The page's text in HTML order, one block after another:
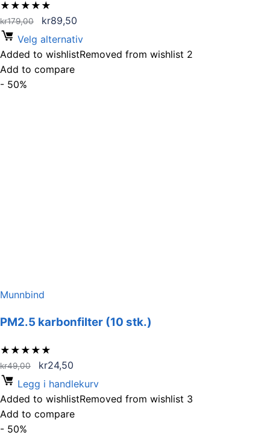
★ ★ ★ ★ ★
kr179,00
Opprinnelig
pris
var:
kr179,00.
kr89,50
pris
er:
Velg alternativ
Added to wishlistRemoved from wishlist 2
Add to compare
- 50%
Munnbind
PM2.5 karbonfilter (10 stk.)
★ ★ ★ ★ ★
kr49,00
Opprinnelig
pris
var:
kr49,00.
kr24,50
pris
er:
kr24,50.
Legg i handlekurv
Added to wishlistRemoved from wishlist 3
Add to compare
- 50%